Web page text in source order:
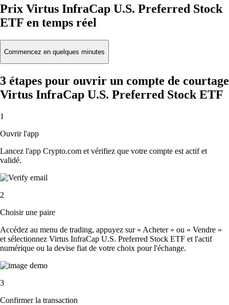
Prix Virtus InfraCap U.S. Preferred Stock
ETF en temps réel
Commencez en quelques minutes
3 étapes pour ouvrir un compte de courtage
Virtus InfraCap U.S. Preferred Stock ETF
1
Ouvrir l'app
Lancez l'app Crypto.com et vérifiez que votre compte est actif et
validé.
2
Choisir une paire
Accédez au menu de trading, appuyez sur « Acheter » ou « Vendre »
et sélectionnez Virtus InfraCap U.S. Preferred Stock ETF et l'actif
numérique ou la devise fiat de votre choix pour l'échange.
3
Confirmer la transaction